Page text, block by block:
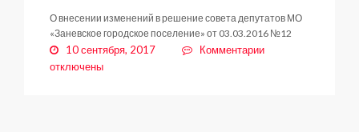
О внесении изменений в решение совета депутатов МО
«Заневское городское поселение» от 03.03.2016 №12
10 сентября, 2017 Комментариик
отключены